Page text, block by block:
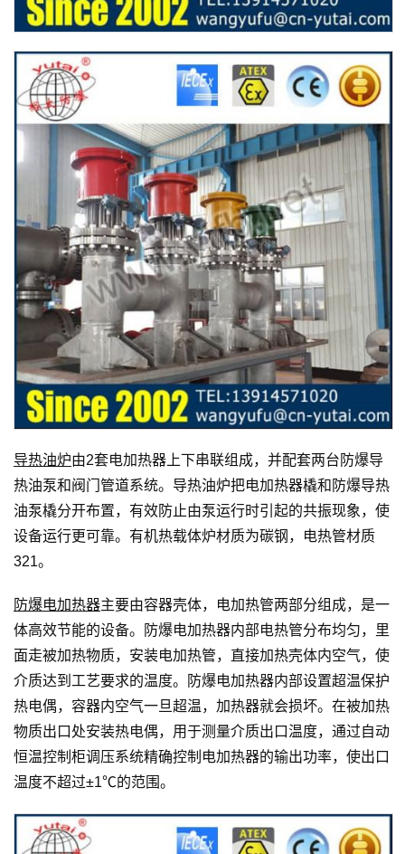
导热油炉由2套电加热器上下串联组成，并配套两台防爆导
热油泵和阀门管道系统。导热油炉把电加热器橇和防爆导热
油泵橇分开布置，有效防止由泵运行时引起的共振现象，使
设备运行更可靠。有机热载体炉材质为碳钢，电热管材质
321。
防爆电加热器主要由容器壳体，电加热管两部分组成，是一
体高效节能的设备。防爆电加热器内部电热管分布均匀，里
面走被加热物质，安装电加热管，直接加热壳体内空气，使
介质达到工艺要求的温度。防爆电加热器内部设置超温保护
热电偶，容器内空气一旦超温，加热器就会损坏。在被加热
物质出口处安装热电偶，用于测量介质出口温度，通过自动
恒温控制柜调压系统精确控制电加热器的输出功率，使出口
温度不超过±1℃的范围。